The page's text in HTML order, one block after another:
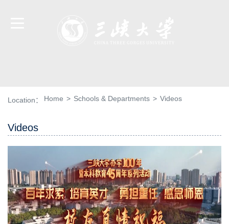
Location： Home > Schools & Departments > Videos
Videos